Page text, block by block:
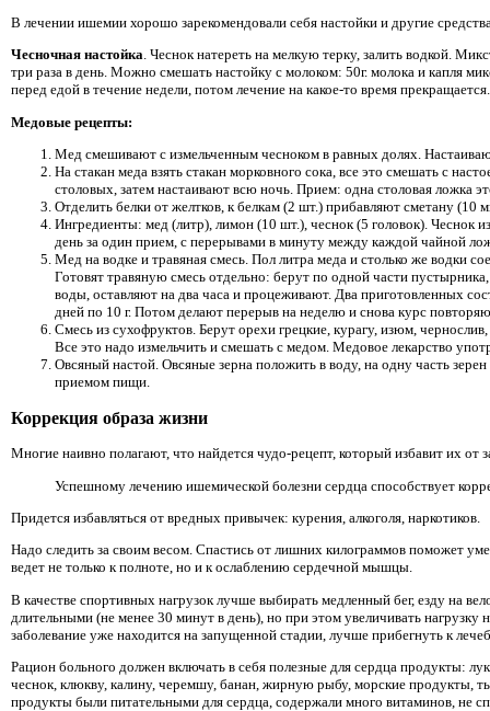
В лечении ишемии хорошо зарекомендовали себя настойки и другие
Чесночная настойка. Чеснок натереть на мелкую терку, залить водкой.
три раза в день. Можно смешать настойку с молоком: 50г. молока и капля
перед едой в течение недели, потом лечение на какое-то время прекращается.
Медовые рецепты:
Мед смешивают с измельченным чесноком в равных долях.
На стакан меда взять стакан морковного сока, все это смешать с
столовых, затем настаивают всю ночь. Прием: одна столовая ложка
Отделить белки от желтков, к белкам (2 шт.) прибавляют сметану (10
Ингредиенты: мед (литр), лимон (10 шт.), чеснок (5 головок). Чеснок
день за один прием, с перерывами в минуту между каждой чайной
Мед на водке и травяная смесь. Пол литра меда и столько же водки
Готовят травяную смесь отдельно: берут по одной части
воды, оставляют на два часа и процеживают. Два приготовленных
дней по 10 г. Потом делают перерыв на неделю и снова курс
Смесь из сухофруктов. Берут орехи грецкие, курагу, изюм,
Все это надо измельчить и смешать с медом. Медовое лекарство
Овсяный настой. Овсяные зерна положить в воду, на одну часть
приемом пищи.
Коррекция образа жизни
Многие наивно полагают, что найдется чудо-рецепт, который избавит их от
Успешному лечению ишемической болезни сердца способствует
Придется избавляться от вредных привычек: курения, алкоголя, наркотиков.
Надо следить за своим весом. Спастись от лишних килограммов поможет
ведет не только к полноте, но и к ослаблению сердечной мышцы.
В качестве спортивных нагрузок лучше выбирать медленный бег, езду на
длительными (не менее 30 минут в день), но при этом увеличивать
заболевание уже находится на запущенной стадии, лучше прибегнуть к
Рацион больного должен включать в себя полезные для сердца продукты:
чеснок, клюкву, калину, черемшу, банан, жирную рыбу, морские продукты,
продукты были питательными для сердца, содержали много витаминов, не